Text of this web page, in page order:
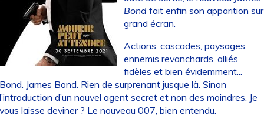
Bond fait enfin son apparition sur
grand écran.
Actions, cascades, paysages,
ennemis revanchards, alliés
fidèles et bien évidemment...
James Bond. Rien de surprenant jusque là. Sinon
d’un nouvel agent secret et non des moindres. Je
laisse deviner ? Le nouveau 007, bien entendu.